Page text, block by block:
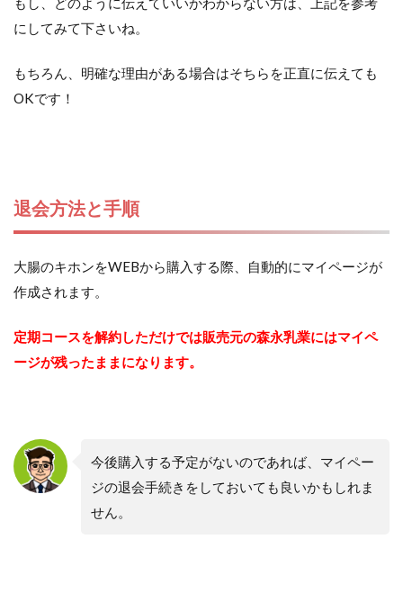
にしてみて下さいね。
もちろん、明確な理由がある場合はそちらを正直に伝えても
OKです！
退会方法と手順
大腸のキホンをWEBから購入する際、自動的にマイページが
作成されます。
定期コースを解約しただけでは販売元の森永乳業にはマイペ
ージが残ったままになります。
今後購入する予定がないのであれば、マイペー
ジの退会手続きをしておいても良いかもしれま
せん。